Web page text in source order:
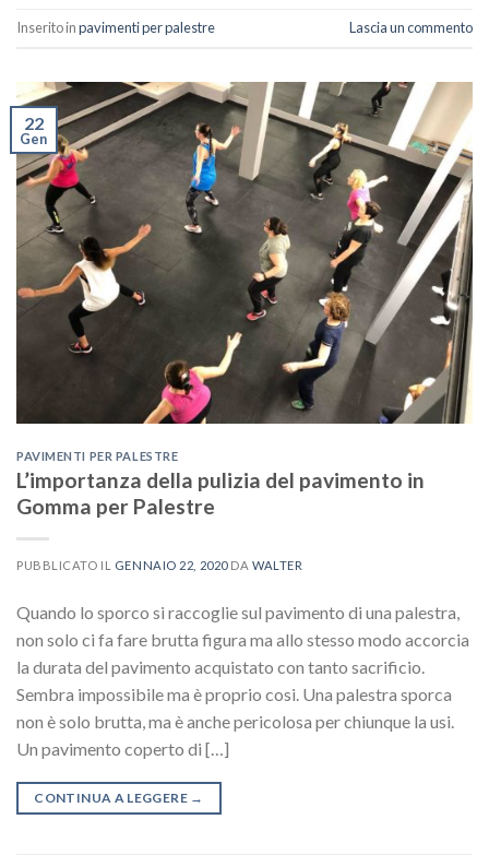
Inserito inpavimenti per palestre Lascia un commento
22
Gen
PAVIMENTI PER PALESTRE
L’importanza della pulizia del pavimento in
Gomma per Palestre
PUBBLICATO IL GENNAIO 22, 2020DAWALTER
Quando lo sporco si raccoglie sul pavimento di una palestra,
non solo ci fa fare brutta figura ma allo stesso modo accorcia
la durata del pavimento acquistato con tanto sacrificio.
Sembra impossibile ma è proprio cosi. Una palestra sporca
non è solo brutta, ma è anche pericolosa per chiunque la usi.
Un pavimento coperto di […]
CONTINUA A LEGGERE →